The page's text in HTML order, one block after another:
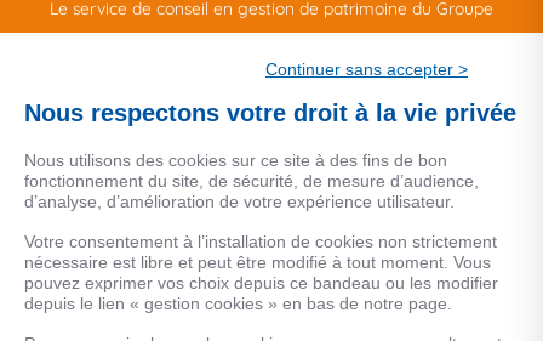
Le service de conseil en gestion de patrimoine du Groupe
MENTIONS LEGALES
Données personnelles
Continuer sans accepter >
Nous respectons votre droit à la vie privée
Nous utilisons des cookies sur ce site à des fins de bon
fonctionnement du site, de sécurité, de mesure d’audience,
d’analyse, d’amélioration de votre expérience utilisateur.
Votre consentement à l’installation de cookies non strictement
nécessaire est libre et peut être modifié à tout moment. Vous
pouvez exprimer vos choix depuis ce bandeau ou les modifier
depuis le lien « gestion cookies » en bas de notre page.